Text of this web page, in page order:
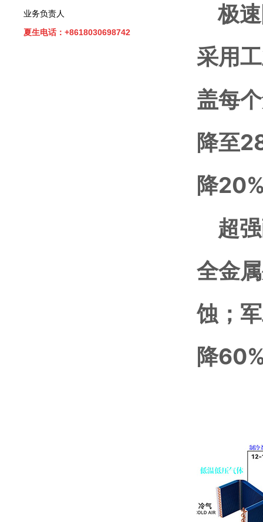
业务负责人
夏生电话：+8618030698742
极速
采用
盖每
降至
降
超强
全金
蚀；
降